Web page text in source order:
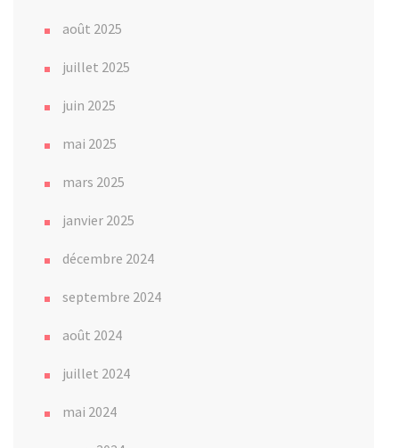
août 2025
juillet 2025
juin 2025
mai 2025
mars 2025
janvier 2025
décembre 2024
septembre 2024
août 2024
juillet 2024
mai 2024